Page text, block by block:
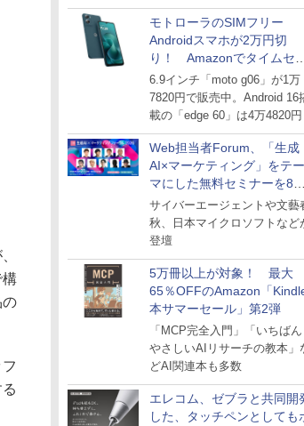
にとどまる～GMOブランド
セキュリティ調査
モトローラのSIMフリー
Androidスマホが2万円切
り！ Amazonでタイムセー
ル
6.9インチ「moto g06」が1万
7820円で販売中。Android 16
載の「edge 60」は4万4820円
Web担当者Forum、「生成
AI×マーケティング」をテー
マにした無料セミナーを8月
27日にオンライン開催
サイバーエージェントや文藝
秋、日本マイクロソフトなど
登壇
5万冊以上が対象！ 最大
65％OFFのAmazon「
本サマーセール」第2弾
「MCP完全入門」「いちばん
やさしいAIリサーチの教本」
どAI関連本も多数
エレコム、ゼブラと共同開
した、タッチペンとしても
構
の